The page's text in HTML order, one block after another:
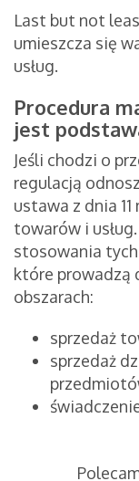
Last but not
umieszcza się
usług.
Procedura
jest
Jeśli chodzi o
regulacją
ustawa z dnia
towarów i
stosowania
które prowadzą
obszarach:
sprzedaż
sprzedaż